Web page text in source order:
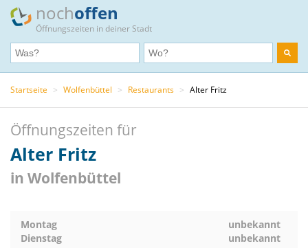
nochoffen
Öffnungszeiten in deiner Stadt
Startseite > Wolfenbüttel > Restaurants > Alter Fritz
Öffnungszeiten für
Alter Fritz
in Wolfenbüttel
Montag
unbekannt
Dienstag
unbekannt